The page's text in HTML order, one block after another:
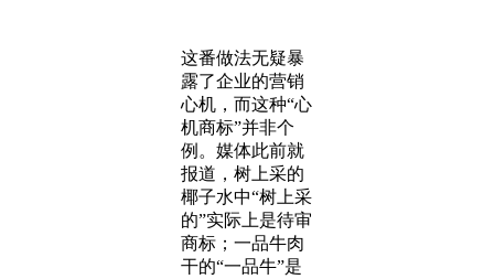
这番做法无疑暴
露了企业的营销
心机，而这种“心
机商标”并非个
例。媒体此前就
报道，树上采的
椰子水中“树上采
的”实际上是待审
商标；一品牛肉
干的“一品牛”是